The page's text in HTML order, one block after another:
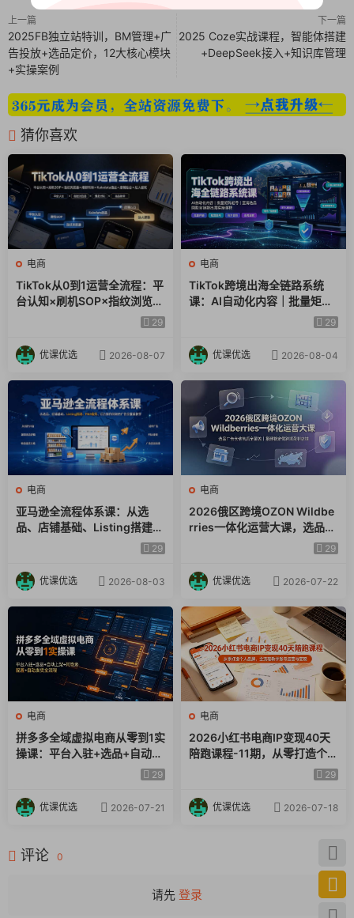
上一篇
2025FB独立站特训，BM管理+广
告投放+选品定价，12大核心模块
+实操案例
下一篇
2025 Coze实战课程，智能体搭建
+DeepSeek接入+知识库管理
猜你喜欢
电商
TikTok从0到1运营全流程：平
台认知×刷机SOP×指纹浏览器
×爆款对标×Kalodata选品×店
29
优课优选 2026-08-07
电商
TikTok跨境出海全链路系统
课：AI自动化内容｜批量矩阵
起号｜蓝海选品回款全链路出
29
优课优选 2026-08-04
电商
亚马逊全流程体系课：从选
品、店铺基础、Listing搭建、
FBA备货、后台操作到站内广29
优课优选 2026-08-03
电商
2026俄区跨境OZON Wildbe
rries一体化运营大课，选品广
告仓储售后全覆盖，搭建稳定
29
优课优选 2026-07-22
电商
拼多多全域虚拟电商从零到1实
操课：平台入驻+选品+自动上
架+阿奇索配置+自动发货全流
29
优课优选 2026-07-21
电商
2026小红书电商IP变现40天
陪跑课程-11期，从零打造个人
品牌，全流程教学账号运营与
29
优课优选 2026-07-18
评论 0
请先 登录